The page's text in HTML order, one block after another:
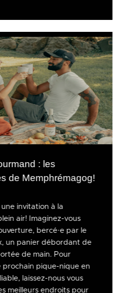
: les
de Memphrémagog!
invitation à la
air! Imaginez-vous
bercé·e par le
un panier débordant de
de main. Pour
pique-nique en
laissez-nous vous
meilleurs endroits pour